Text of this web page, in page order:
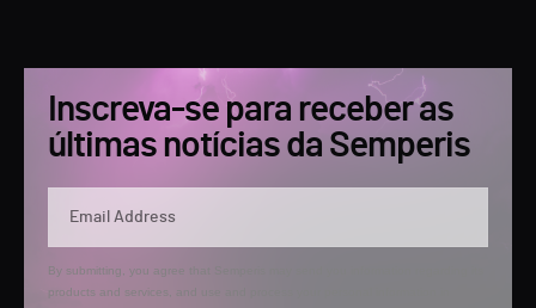
Inscreva-se para receber as
últimas notícias da Semperis
By submitting, you agree that Semperis may send you information regarding its
products and services, and use and process your personal information in